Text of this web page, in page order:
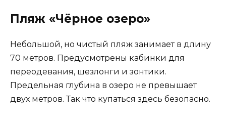
Пляж «Чёрное озеро»
Небольшой, но чистый пляж занимает в длину
70 метров. Предусмотрены кабинки для
переодевания, шезлонги и зонтики.
Предельная глубина в озеро не превышает
двух метров. Так что купаться здесь безопасно.